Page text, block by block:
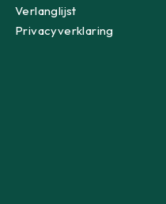
Verlanglijst
Privacyverklaring